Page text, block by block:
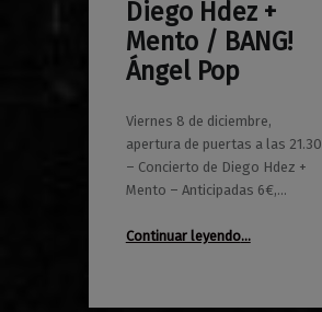
Diego Hdez +
Mento / BANG!
Ángel Pop
Viernes 8 de diciembre,
apertura de puertas a las 21.30
– Concierto de Diego Hdez +
Mento – Anticipadas 6€,…
Continuar leyendo“Diego Hdez + Mento / BANG! Ángel Pop”
…
04/12/2017Maravillas